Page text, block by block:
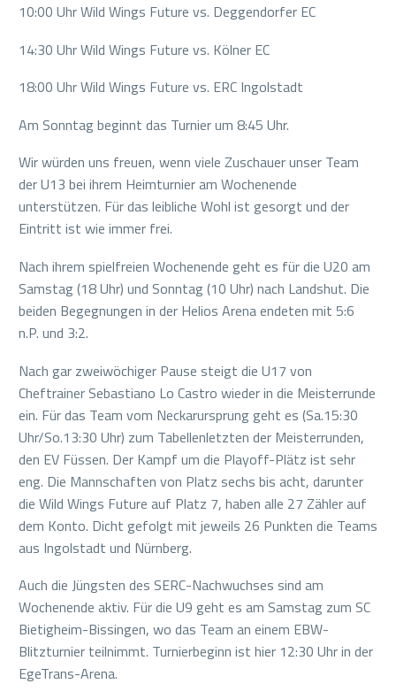
10:00 Uhr Wild Wings Future vs. Deggendorfer EC
14:30 Uhr Wild Wings Future vs. Kölner EC
18:00 Uhr Wild Wings Future vs. ERC Ingolstadt
Am Sonntag beginnt das Turnier um 8:45 Uhr.
Wir würden uns freuen, wenn viele Zuschauer unser Team
der U13 bei ihrem Heimturnier am Wochenende
unterstützen. Für das leibliche Wohl ist gesorgt und der
Eintritt ist wie immer frei.
Nach ihrem spielfreien Wochenende geht es für die U20 am
Samstag (18 Uhr) und Sonntag (10 Uhr) nach Landshut. Die
beiden Begegnungen in der Helios Arena endeten mit 5:6
n.P. und 3:2.
Nach gar zweiwöchiger Pause steigt die U17 von
Cheftrainer Sebastiano Lo Castro wieder in die Meisterrunde
ein. Für das Team vom Neckarursprung geht es (Sa.15:30
Uhr/So.13:30 Uhr) zum Tabellenletzten der Meisterrunden,
den EV Füssen. Der Kampf um die Playoff-Plätz ist sehr
eng. Die Mannschaften von Platz sechs bis acht, darunter
die Wild Wings Future auf Platz 7, haben alle 27 Zähler auf
dem Konto. Dicht gefolgt mit jeweils 26 Punkten die Teams
aus Ingolstadt und Nürnberg.
Auch die Jüngsten des SERC-Nachwuchses sind am
Wochenende aktiv. Für die U9 geht es am Samstag zum SC
Bietigheim-Bissingen, wo das Team an einem EBW-
Blitzturnier teilnimmt. Turnierbeginn ist hier 12:30 Uhr in der
EgeTrans-Arena.